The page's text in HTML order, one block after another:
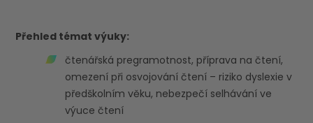
Přehled témat výuky:
čtenářská pregramotnost, příprava na čtení,
omezení při osvojování čtení – riziko dyslexie v
předškolním věku, nebezpečí selhávání ve
výuce čtení